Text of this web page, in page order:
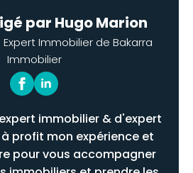
par Hugo Marion
Immobilier de Bakarra
Immobilier
immobilier & d'expert
profit mon expérience et
pour vous accompagner